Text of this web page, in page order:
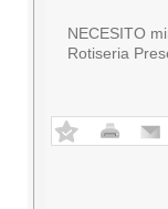
NECESITO
Rotiseria